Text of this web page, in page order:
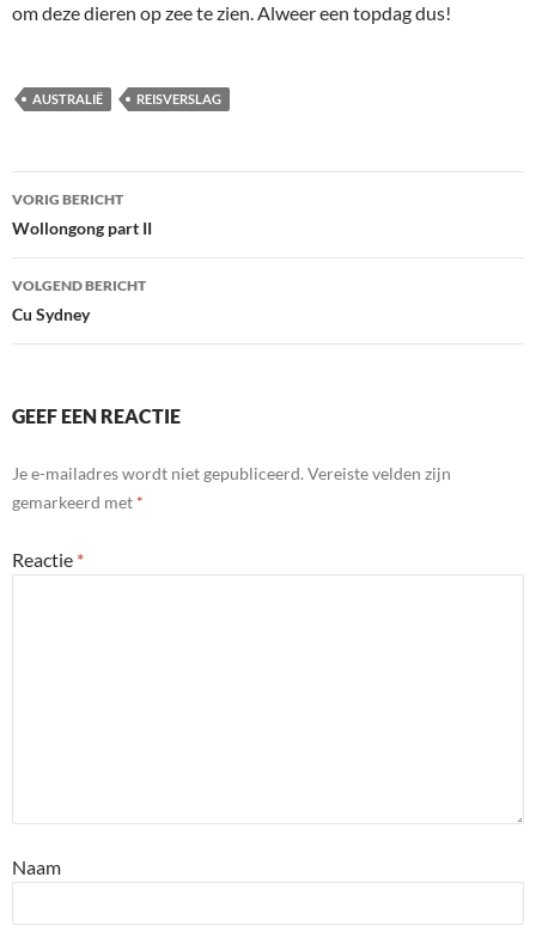
om deze dieren op zee te zien. Alweer een topdag dus!
AUSTRALIË REISVERSLAG
Bericht
navigatie
VORIG BERICHT
Wollongong part II
VOLGEND BERICHT
Cu Sydney
GEEF EEN REACTIE
Je e-mailadres wordt niet gepubliceerd. Vereiste velden zijn
gemarkeerd met *
Reactie *
Naam